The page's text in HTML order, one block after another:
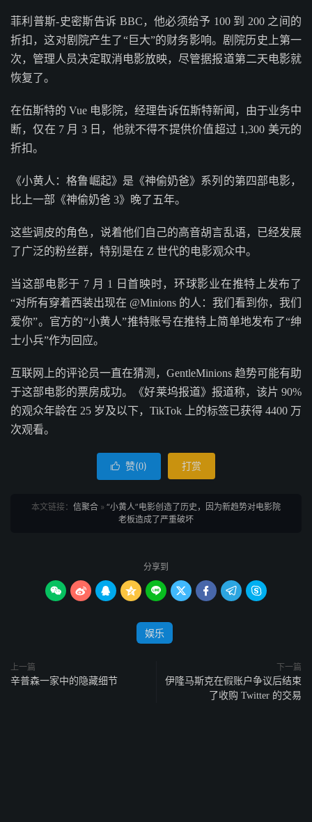
菲利普斯-史密斯告诉 BBC，他必须给予 100 到 200 之间的
折扣，这对剧院产生了“巨大”的财务影响。剧院历史上第一
次，管理人员决定取消电影放映，尽管据报道第二天电影就
恢复了。
在伍斯特的 Vue 电影院，经理告诉伍斯特新闻，由于业务中
断，仅在 7 月 3 日，他就不得不提供价值超过 1,300 美元的
折扣。
《小黄人：格鲁崛起》是《神偷奶爸》系列的第四部电影，
比上一部《神偷奶爸 3》晚了五年。
这些调皮的角色，说着他们自己的高音胡言乱语，已经发展
了广泛的粉丝群，特别是在 Z 世代的电影观众中。
当这部电影于 7 月 1 日首映时，环球影业在推特上发布了
“对所有穿着西装出现在 @Minions 的人：我们看到你，我们
爱你”。官方的“小黄人”推特账号在推特上简单地发布了“绅
士小兵”作为回应。
互联网上的评论员一直在猜测，GentleMinions 趋势可能有助
于这部电影的票房成功。《好莱坞报道》报道称，该片 90%
的观众年龄在 25 岁及以下，TikTok 上的标签已获得 4400 万
次观看。
 赞(0) 打赏
本文链接： 信聚合 » “小黄人”电影创造了历史，因为新趋势对电影院
老板造成了严重破坏
分享到
        
娱乐
上一篇
辛普森一家中的隐藏细节
下一篇
伊隆马斯克在假账户争议后结束
了收购 Twitter 的交易